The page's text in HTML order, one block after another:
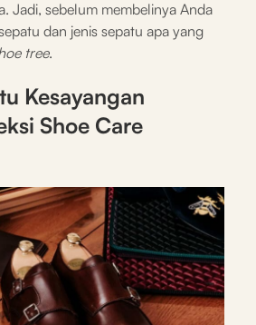
Jadi, sebelum membelinya Anda
dan jenis sepatu apa yang
tree.
Kesayangan
Shoe Care